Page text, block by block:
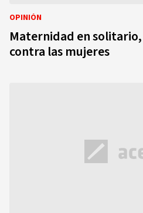
OPINIÓN
Maternidad en
contra las mujeres